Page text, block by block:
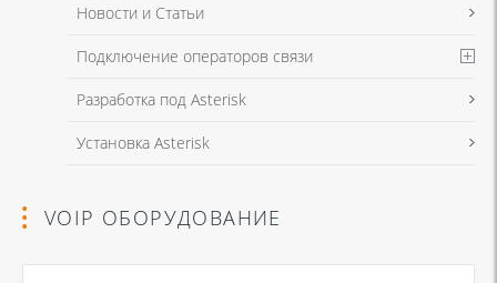
Новости и Статьи
Подключение операторов связи
Разработка под Asterisk
Установка Asterisk
VOIP ОБОРУДОВАНИЕ